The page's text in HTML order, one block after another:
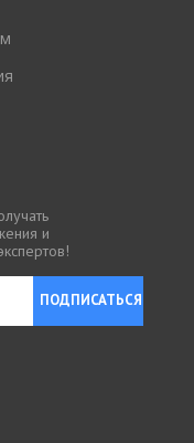
и
ПОДПИСАТЬСЯ